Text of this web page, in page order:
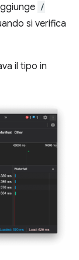
/
si verifica
il tipo in